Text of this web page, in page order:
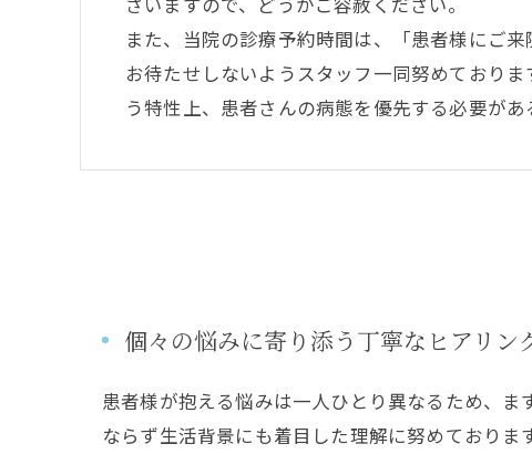
また、当院の診療予約時間は、「患者様にご
お待たせしないようスタッフ一同努めており
う特性上、患者さんの病態を優先する必要が
個々の悩みに寄り添う丁寧なヒアリン
患者様が抱える悩みは一人ひとり異なるため、
ならず生活背景にも着目した理解に努めておりま